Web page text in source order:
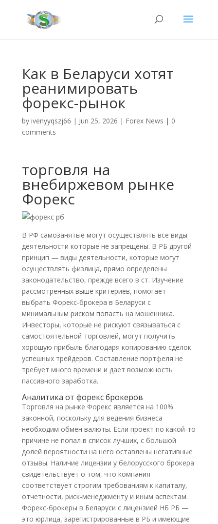
Как в Беларуси хотят
реанимировать
форекс-рынок
by ivenyyqszj66 | Jun 25, 2026 | Forex News | 0
comments
торговля на
внебиржевом рынке
Форекс
В РФ самозанятые могут осуществлять все виды
деятельности которые не запрещены. В РБ другой
принцип — виды деятельности, которые могут
осуществлять физлица, прямо определены
законодательство, прежде всего в ст. Изучение
рассмотренных выше критериев, помогает
выбрать Форекс-брокера в Беларуси с
минимальным риском попасть на мошенника.
Инвесторы, которые не рискуют связываться с
самостоятельной торговлей, могут получить
хорошую прибыль благодаря копированию сделок
успешных трейдеров. Составление портфеля не
требует много времени и дает возможность
пассивного заработка.
Аналитика от форекс брокеров
Торговля на рынке Форекс является на 100%
законной, поскольку для ведения бизнеса
необходим обмен валюты. Если проект по какой-то
причине не попал в список лучших, с большой
долей вероятности на него оставлены негативные
отзывы. Наличие лицензии у белорусского брокера
свидетельствует о том, что компания
соответствует строгим требованиям к капиталу,
отчетности, риск-менеджменту и иным аспектам.
Форекс-брокеры в Беларуси с лицензией НБ РБ —
это юрлица, зарегистрированные в РБ и имеющие